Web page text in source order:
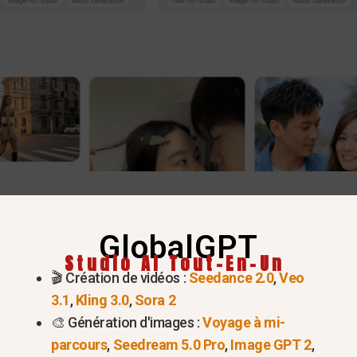
vidéos Sora ? L'IA qui a
et alternatives
, Il est donc essentiel de
Lorsque l'OpenAI a dévoilé cette technologie
en matière de génération de vidéos.
la vidéo : Physique, cohérence et
GlobalGPT
Studio AI Tout-En-Un
🎬 Création de vidéos : Seedance 2.0,Veo
3.1,Kling 3.0,Sora 2
🎨 Génération d'images :Voyage à mi-
parcours, Seedream 5.0 Pro,Image GPT 2,